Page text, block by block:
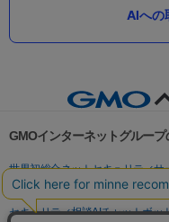
AIへの
GMOインターネットグルー
世界初総合ネットセキュリティサ
パスワード漏洩診断
Webサイ
セキュリティ相談AIチャットボッ